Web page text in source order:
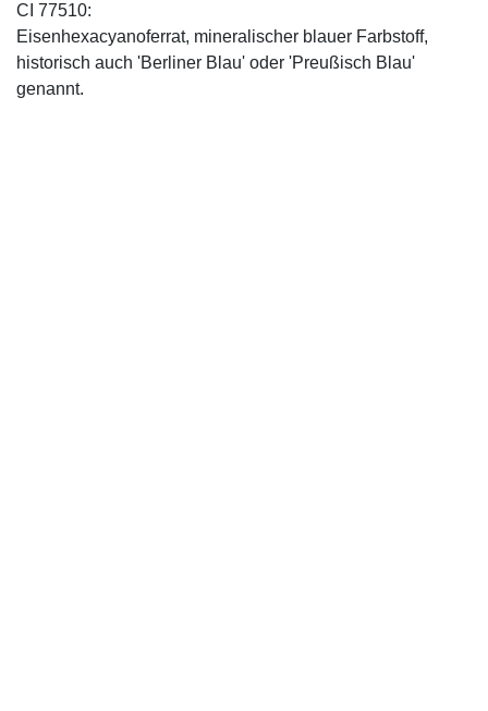
CI 77510:
Eisenhexacyanoferrat, mineralischer blauer Farbstoff,
historisch auch 'Berliner Blau' oder 'Preußisch Blau'
genannt.